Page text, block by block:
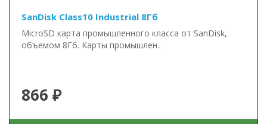
SanDisk Class10 Industrial 8Гб
MicroSD карта промышленного класса от SanDisk,
объемом 8Гб. Карты промышлен..
866 ₽